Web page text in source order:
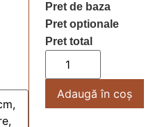
Pret de baza
Pret optionale
Pret total
Adaugă în coș